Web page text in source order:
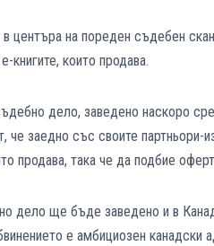
центъра на пореден съдебен
книгите, които продава.
дело, заведено наскоро
заедно със своите партньори-
продава, така че да подбие
дело ще бъде заведено и в
е амбициозен канадски